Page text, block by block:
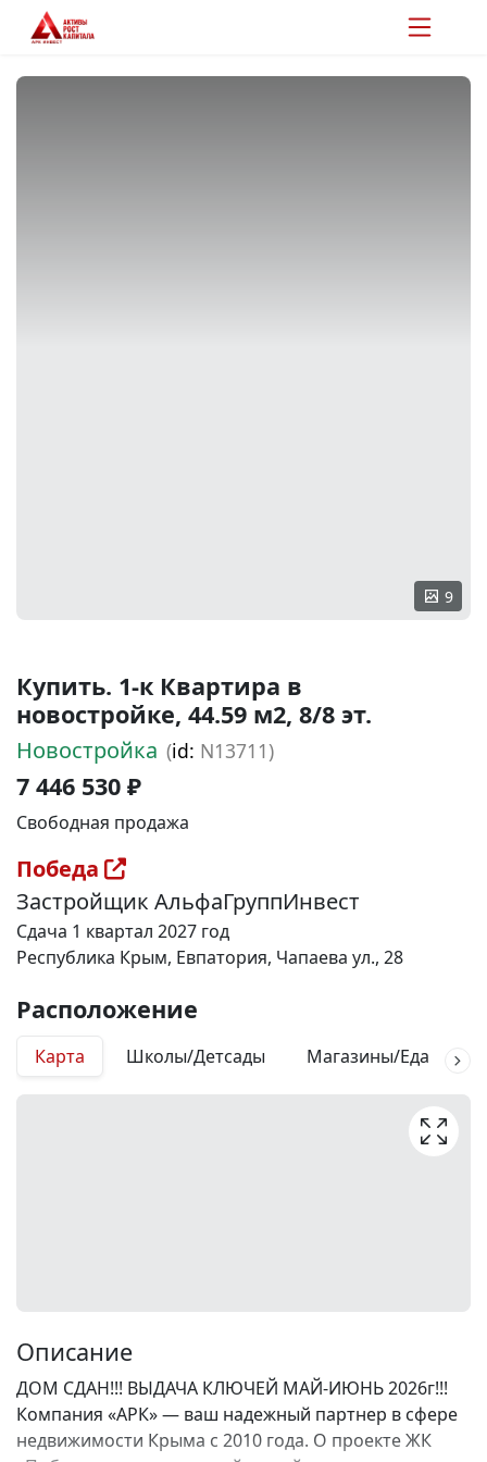
9
Купить. 1-к Квартира в
новостройке, 44.59 м2, 8/8 эт.
Новостройка (id: N13711)
7 446 530 ₽
Свободная продажа
Победа
Застройщик АльфаГруппИнвест
Сдача 1 квартал 2027 год
Республика Крым, Евпатория, Чапаева ул., 28
Расположение
Карта Школы/Детсады Магазины/Еда
Описание
ДОМ СДАН!!! ВЫДАЧА КЛЮЧЕЙ МАЙ-ИЮНЬ 2026г!!!
Компания «АРК» — ваш надежный партнер в сфере
недвижимости Крыма с 2010 года. О проекте ЖК